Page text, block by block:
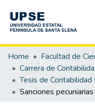
Communities & Collections
All of DSpace
Statistics
Home